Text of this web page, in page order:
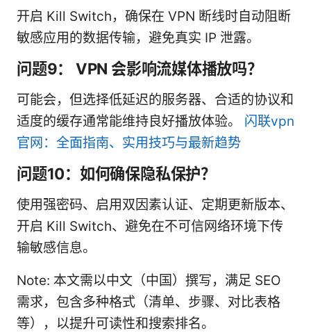
开启 Kill Switch，确保在 VPN 断线时自动阻断
敏感应用的数据传输，避免真实 IP 泄露。
问题9： VPN 会影响流媒体播放吗？
可能会，但选择低延迟的服务器、合适的协议和
适度的缓存通常能维持良好播放体验。 闪联vpn
官网：全面指南、实用技巧与最新趋势
问题10：如何确保隐私保护？
使用强密码、启用双因素认证、定期更新版本、
开启 Kill Switch、避免在不可信网络环境下传
输敏感信息。
Note: 本文需以中文（中国）撰写，满足 SEO
需求，包含多种格式（清单、步骤、对比表格
等），以提升可读性和搜索排名。